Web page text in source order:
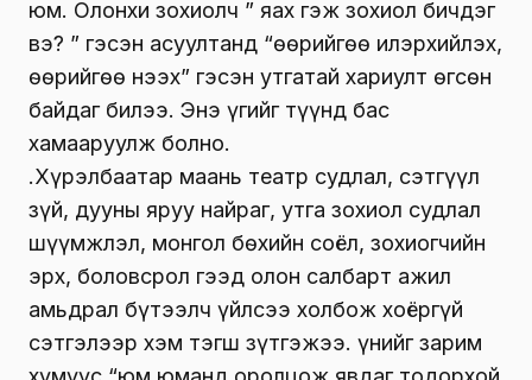
юм. Олонхи зохиолч ” яах гэж зохиол бичдэг
вэ? ” гэсэн асуултанд “өөрийгөө илэрхийлэх,
өөрийгөө нээх” гэсэн утгатай хариулт өгсөн
байдаг билээ. Энэ үгийг түүнд бас
хамааруулж болно.
Ү.Хүрэлбаатар маань театр судлал, сэтгүүл
зүй, дууны яруу найраг, утга зохиол судлал
шүүмжлэл, монгол бөхийн соёл, зохиогчийн
эрх, боловсрол гээд олон салбарт ажил
амьдрал бүтээлч үйлсээ холбож хоёргүй
сэтгэлээр хэм тэгш зүтгэжээ. Үүнийг зарим